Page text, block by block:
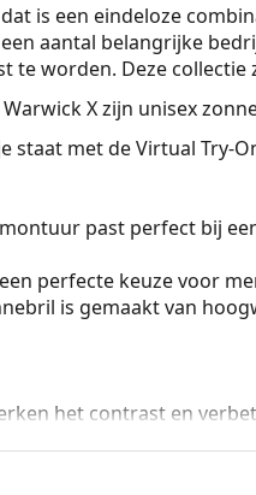
is een eindeloze
aantal belangrijke
te worden. Deze
Xzijn unisex
staat met de Virtual Try-
past perfect bij
perfecte keuze voor
is gemaakt van
het contrast en